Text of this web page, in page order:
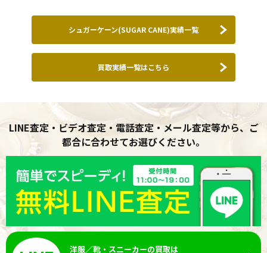
シュガーケーン(SUGAR CANE)実績一覧
買取実績一覧はこちら
LINE査定・ビデオ査定・電話査定・メール査定等から、ご
都合に合わせてお選びください。
洋服／靴・スニーカーの買取は